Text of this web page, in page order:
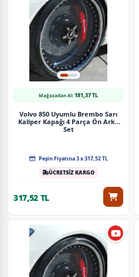
Mağazadan Al:181,37 TL
Volvo 850 Uyumlu Brembo Sarı
Kaliper Kapağı 4 Parça Ön Arka
Set
Peşin Fiyatına 3 x 317,52 TL
ÜCRETSİZ KARGO
317,52 TL